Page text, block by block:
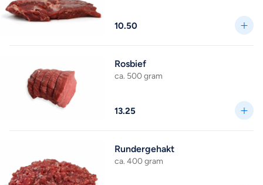
10.50
Rosbief
ca. 500 gram
13.25
Rundergehakt
ca. 400 gram